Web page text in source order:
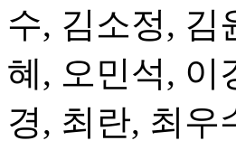
수, 김소정, 김
혜, 오민석, 이
경, 최란, 최